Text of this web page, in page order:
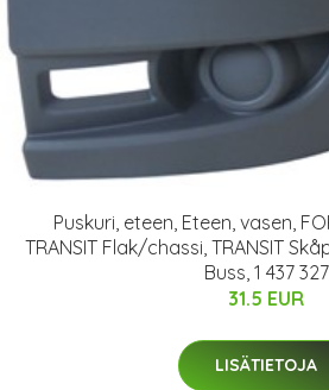
Puskuri, eteen, Eteen, vasen,
TRANSIT Flak/chassi, TRANSIT
Buss, 1 437 327
31.5 EUR
LISÄTIETOJA